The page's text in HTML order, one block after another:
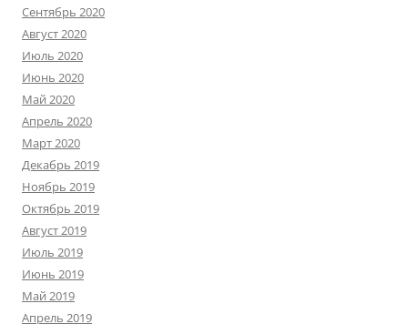
Сентябрь 2020
Август 2020
Июль 2020
Июнь 2020
Май 2020
Апрель 2020
Март 2020
Декабрь 2019
Ноябрь 2019
Октябрь 2019
Август 2019
Июль 2019
Июнь 2019
Май 2019
Апрель 2019